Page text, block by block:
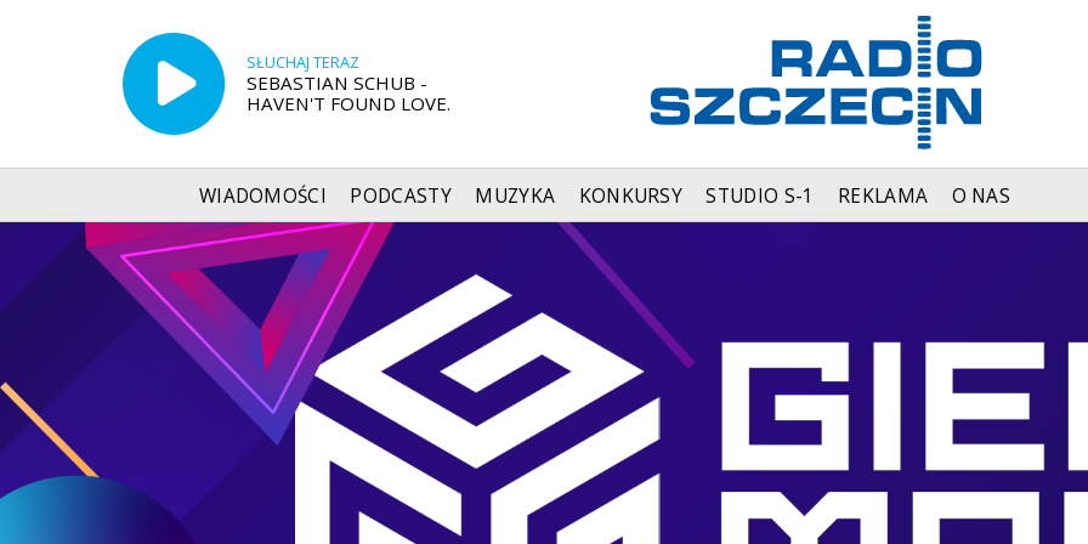
SŁUCHAJ TERAZ
SEBASTIAN SCHUB -
HAVEN'T FOUND LOVE.
WIADOMOŚCI PODCASTY MUZYKA KONKURSY STUDIO S-1 REKLAMA O NAS